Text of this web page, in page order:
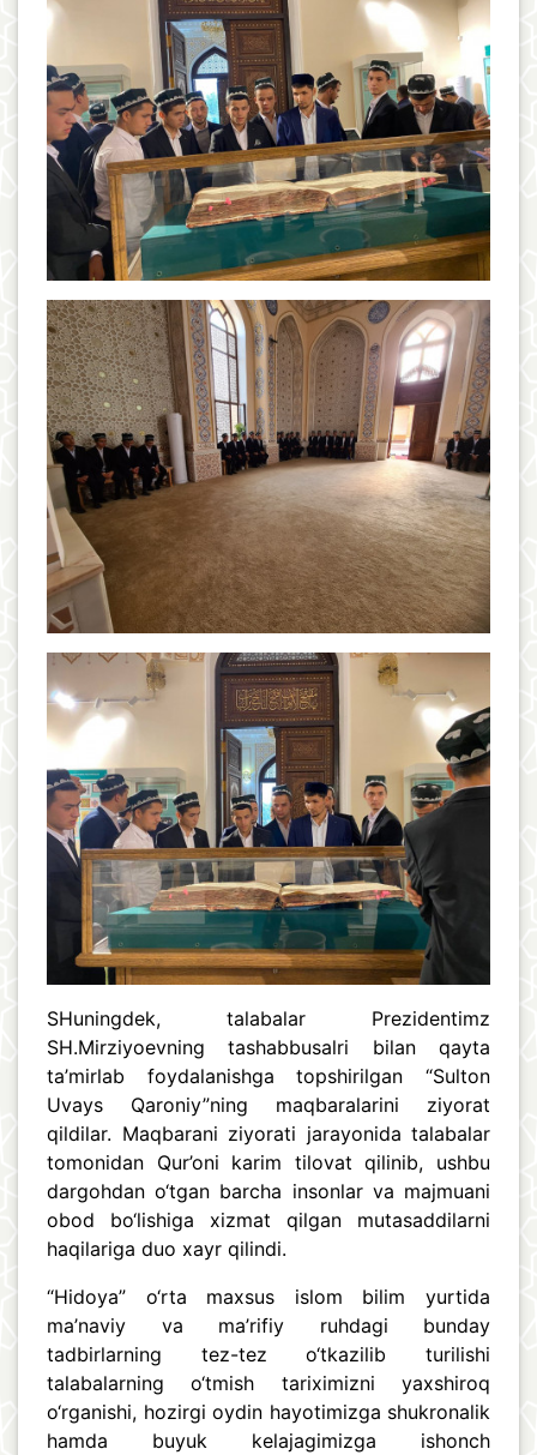
SHuningdek, talabalar Prezidentimz
SH.Mirziyoevning tashabbusalri bilan qayta
ta’mirlab foydalanishga topshirilgan “Sulton
Uvays Qaroniy”ning maqbaralarini ziyorat
qildilar. Maqbarani ziyorati jarayonida talabalar
tomonidan Qur’oni karim tilovat qilinib, ushbu
dargohdan o‘tgan barcha insonlar va majmuani
obod bo‘lishiga xizmat qilgan mutasaddilarni
haqilariga duo xayr qilindi.
“Hidoya” o‘rta maxsus islom bilim yurtida
ma’naviy va ma’rifiy ruhdagi bunday
tadbirlarning tez-tez o‘tkazilib turilishi
talabalarning o‘tmish tariximizni yaxshiroq
o‘rganishi, hozirgi oydin hayotimizga shukronalik
hamda buyuk kelajagimizga ishonch